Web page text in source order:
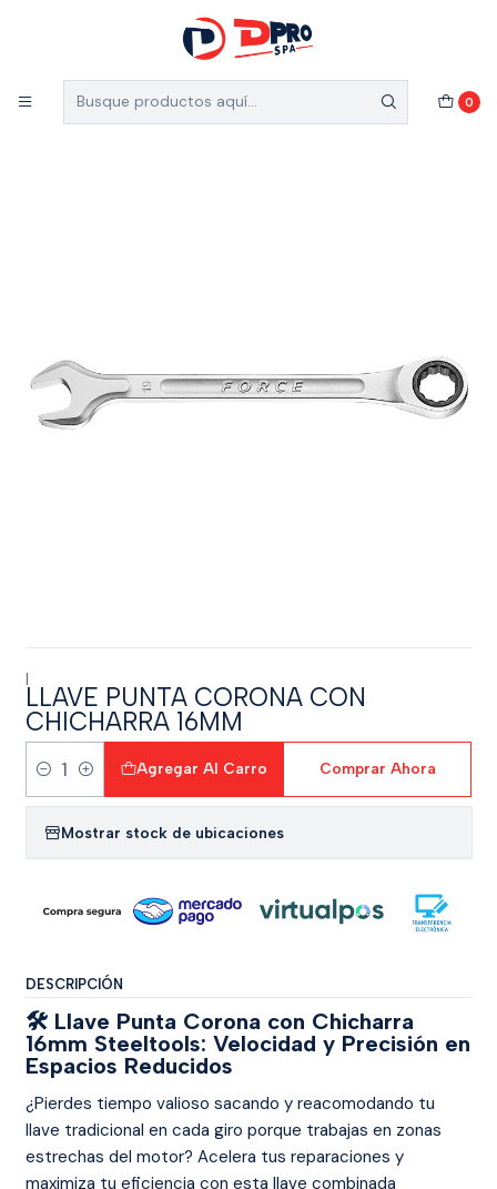
0
5% de descuento en el total de tu compra (Válido
para nuevos clientes)
Inicio Ferretería Industrial
LLAVE PUNTA CORONA CON CHICHARRA 16MM
|
LLAVE PUNTA CORONA CON
CHICHARRA 16MM
Cantidad
Agregar Al Carro Comprar Ahora
Mostrar stock de ubicaciones
DESCRIPCIÓN
🛠️ Llave Punta Corona con Chicharra
16mm Steeltools: Velocidad y Precisión en
Espacios Reducidos
¿Pierdes tiempo valioso sacando y reacomodando tu
llave tradicional en cada giro porque trabajas en zonas
estrechas del motor? Acelera tus reparaciones y
maximiza tu eficiencia con esta llave combinada